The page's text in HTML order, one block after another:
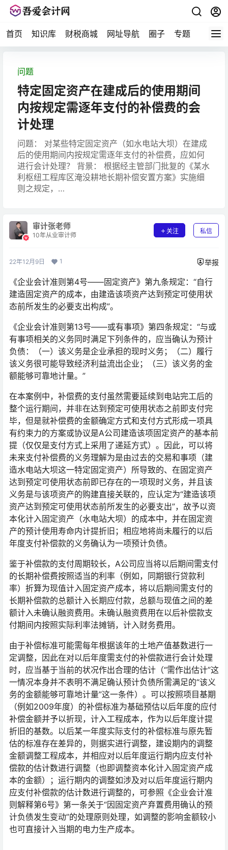
首页 知识库 财税商城 网址导航 圈子 专题 会计问
问题
特定固定资产在建成后的使用期间
内按规定需逐年支付的补偿费的会
计处理
问题： 对某些特定固定资产（如水电站大坝）在建成
后的使用期间内按规定需逐年支付的补偿费，应如何
进行会计处理？ 背景： 根据经主管部门批复的《某水
利枢纽工程库区淹没耕地长期补偿安置方案》实施细
则之规定，…
审计张老师
10年从业审计师
关注 私信
22年12月9日 1 举报
《企业会计准则第4号——固定资产》第九条规定：“自行
建造固定资产的成本，由建造该项资产达到预定可使用状
态前所发生的必要支出构成”。
《企业会计准则第13号——或有事项》第四条规定：“与或
有事项相关的义务同时满足下列条件的，应当确认为预计
负债：（一）该义务是企业承担的现时义务；（二）履行
该义务很可能导致经济利益流出企业；（三）该义务的金
额能够可靠地计量。”
在本案例中，补偿费的支付虽然需要延续到电站完工后的
整个运行期间，并非在达到预定可使用状态之前即支付完
毕，但是就补偿费的金额确定方式和支付方式形成一项具
有约束力的方案或协议是A公司建造该项固定资产的基本前
提（仅仅是支付方式上采用了递延方式）。因此，可以将
未来支付补偿费的义务理解为是由过去的交易和事项（建
造水电站大坝这一特定固定资产）所导致的、在固定资产
达到预定可使用状态前即已存在的一项现时义务，并且该
义务是与该项资产的购建直接关联的，应认定为“建造该项
资产达到预定可使用状态前所发生的必要支出”，故予以资
本化计入固定资产（水电站大坝）的成本中，并在固定资
产的预计使用寿命内计提折旧；相应地将尚未履行的以后
年度支付补偿款的义务确认为一项预计负债。
鉴于补偿款的支付周期较长，A公司应当将以后期间需支付
的长期补偿费按照适当的利率（例如，同期银行贷款利
率）折算为现值计入固定资产成本，将以后期间需支付的
长期补偿款的总额计入长期应付款，总额与现值之间的差
额计入未确认融资费用。未确认融资费用在以后补偿款支
付期间内按照实际利率法摊销，计入财务费用。
由于补偿标准可能需每年根据该年的土地产值基数进行一
定调整，因此在对以后年度需支付的补偿款进行会计处理
时，应当基于当前的状况作出合理的估计（“需作出估计”这
一情况本身并不表明不满足确认预计负债所需满足的“该义
务的金额能够可靠地计量”这一条件）。可以按照项目基期
（例如2009年度）的补偿标准为基础预估以后年度的应付
补偿金额并予以折现，计入工程成本，作为以后年度计提
折旧的基数。以后某一年度实际支付的补偿标准与原先暂
估的标准存在差异的，则据实进行调整，建设期内的调整
金额调整工程成本，并相应对以后年度运行期内应支付补
偿款的估计数进行调整（也即调整资本化计入固定资产成
本的金额）；运行期内的调整如涉及对以后年度运行期内
应支付补偿款的估计数进行调整的，可参照《企业会计准
则解释第6号》第一条关于“因固定资产弃置费用确认的预
计负债发生变动”的处理原则处理，如调整的影响金额较小
也可直接计入当期的电力生产成本。